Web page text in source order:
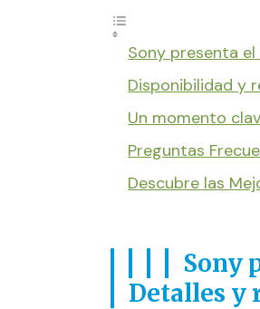
Sony presenta
Disponibilidad y
Un momento
Preguntas
Descubre las
Sony
Detalles y